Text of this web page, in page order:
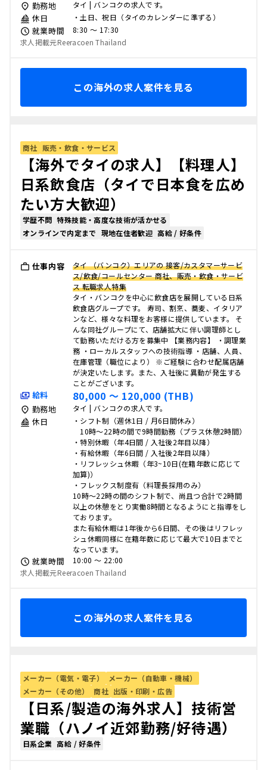
勤務地 タイ | バンコクの求人です。
休日 ・土日、祝日（タイのカレンダーに準ずる）
就業時間
8:30 〜 17:30
求人掲載元Reeracoen Thailand
この海外の求人案件を見る
商社 販売・飲食・サービス
【海外でタイの求人】【料理人】
日系飲食店（タイで日本食を広め
たい方大歓迎）
学歴不問 特殊技能・高度な技術が活かせる
オンラインで内定まで 現地在住者歓迎 高給 / 好条件
仕事内容
タイ （バンコク）エリアの 接客/カスタマーサービ
ス/飲食/コールセンター 商社、販売・飲食・サービ
ス 転職求人特集
タイ・バンコクを中心に飲食店を展開している日系
飲食店グループです。 寿司、割烹、蕎麦、イタリア
ンなど、様々な料理をお客様に提供しています。 そ
んな同社グループにて、店舗拡大に伴い調理師とし
て勤務いただける方を募集中 【業務内容】 ・調理業
務 ・ローカルスタッフへの技術指導 ・店舗、人員、
在庫管理（職位により） ※ご経験に合わせ配属店舗
が決定いたします。また、入社後に異動が発生する
ことがございます。
給料 80,000 〜 120,000 (THB)
勤務地 タイ | バンコクの求人です。
休日
・シフト制（週休1日 / 月6日間休み）
10時〜22時の間で9時間勤務（プラス休憩2時間）
・特別休暇（年4日間 / 入社後2年目以降）
・有給休暇（年6日間 / 入社後2年目以降）
・リフレッシュ休暇（年3~10日(在籍年数に応じて
加算)）
・フレックス制度有（料理長採用のみ）
10時〜22時の間のシフト制で、尚且つ合計で2時間
以上の休憩をとり実働8時間となるようにと指導をし
ております。
また有給休暇は1年後から6日間、その後はリフレッ
シュ休暇同様に在籍年数に応じて最大で10日までと
なっています。
就業時間
10:00 〜 22:00
求人掲載元Reeracoen Thailand
この海外の求人案件を見る
メーカー（電気・電子）
メーカー（自動車・機械）
メーカー（その他）
商社 出版・印刷・広告
【日系/製造の海外求人】技術営
業職（ハノイ近郊勤務/好待遇）
日系企業 高給 / 好条件